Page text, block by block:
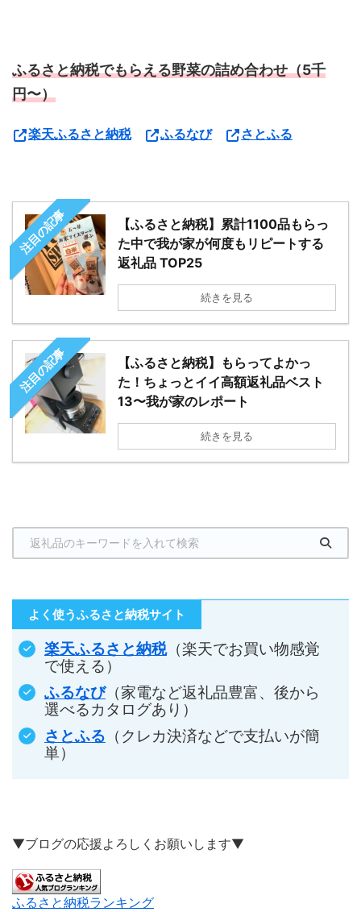
ふるさと納税でもらえる野菜の詰め合わせ（5千
円〜）
楽天ふるさと納税 ふるなび さとふる
注目の記事
【ふるさと納税】累計1100品もらっ
た中で我が家が何度もリピートする
返礼品 TOP25
続きを見る
注目の記事
【ふるさと納税】もらってよかっ
た！ちょっとイイ高額返礼品ベスト
13〜我が家のレポート
続きを見る
よく使うふるさと納税サイト
楽天ふるさと納税（楽天でお買い物感覚
で使える）
ふるなび（家電など返礼品豊富、後から
選べるカタログあり）
さとふる （クレカ決済などで支払いが簡
単）
▼ブログの応援よろしくお願いします▼
ふるさと納税ランキング